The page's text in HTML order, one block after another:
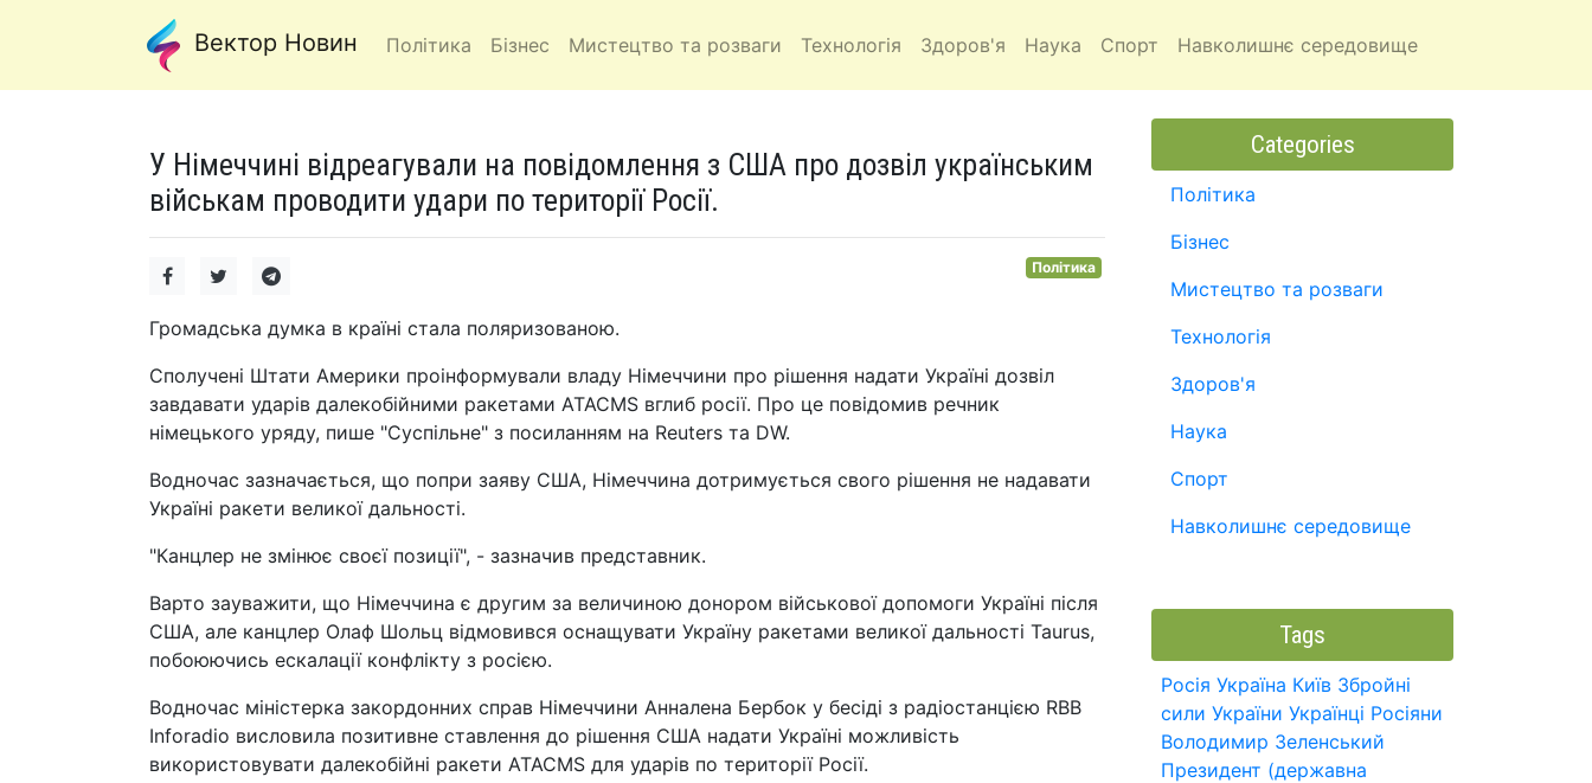
Вектор Новин Політика Бізнес Мистецтво та розваги Технологія Здоров'я Наука Спорт Навколишнє середовище
У Німеччині відреагували на повідомлення з США про дозвіл українським
військам проводити удари по території Росії.
Політика
Громадська думка в країні стала поляризованою.
Сполучені Штати Америки проінформували владу Німеччини про рішення надати Україні дозвіл
завдавати ударів далекобійними ракетами ATACMS вглиб росії. Про це повідомив речник
німецького уряду, пише "Суспільне" з посиланням на Reuters та DW.
Водночас зазначається, що попри заяву США, Німеччина дотримується свого рішення не надавати
Україні ракети великої дальності.
"Канцлер не змінює своєї позиції", - зазначив представник.
Варто зауважити, що Німеччина є другим за величиною донором військової допомоги Україні після
США, але канцлер Олаф Шольц відмовився оснащувати Україну ракетами великої дальності Taurus,
побоюючись ескалації конфлікту з росією.
Водночас міністерка закордонних справ Німеччини Анналена Бербок у бесіді з радіостанцією RBB
Inforadio висловила позитивне ставлення до рішення США надати Україні можливість
використовувати далекобійні ракети ATACMS для ударів по території Росії.
Categories
Політика
Бізнес
Мистецтво та розваги
Технологія
Здоров'я
Наука
Спорт
Навколишнє середовище
Tags
Росія Україна Київ Збройні
сили України Українці Росіяни
Володимир Зеленський
Президент (державна